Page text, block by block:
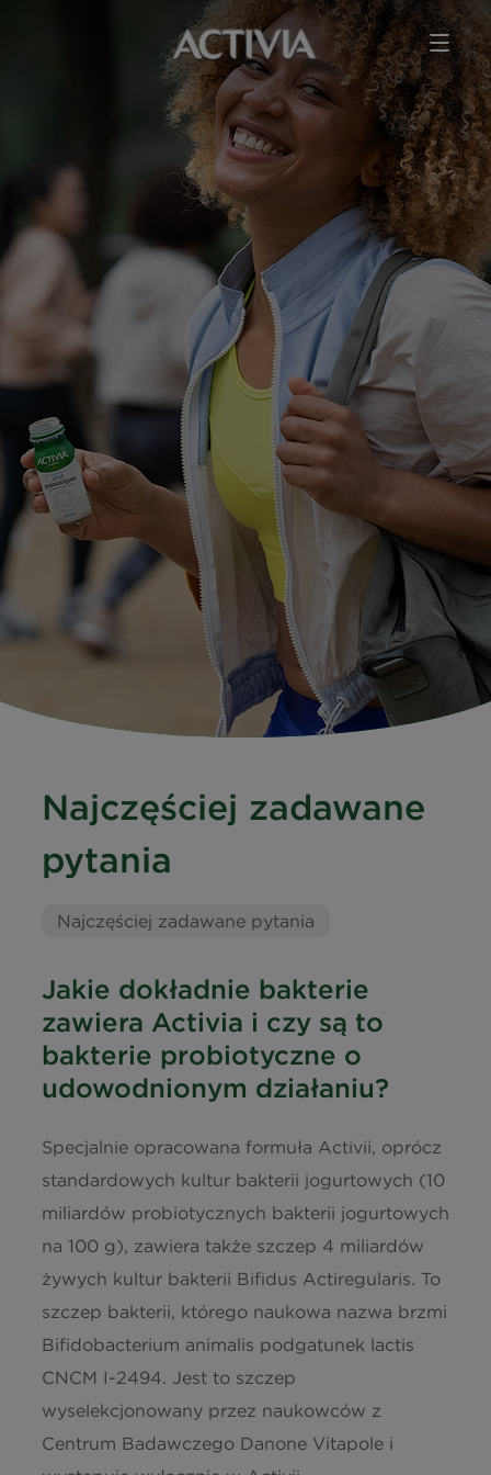
Najczęściej zadawane
pytania
Najczęściej zadawane pytania
Jakie dokładnie bakterie
zawiera Activia i czy są to
bakterie probiotyczne o
udowodnionym działaniu?
Specjalnie opracowana formuła Activii, oprócz
standardowych kultur bakterii jogurtowych (10
miliardów probiotycznych bakterii jogurtowych
na 100 g), zawiera także szczep 4 miliardów
żywych kultur bakterii Bifidus Actiregularis. To
szczep bakterii, którego naukowa nazwa brzmi
Bifidobacterium animalis podgatunek lactis
CNCM I-2494. Jest to szczep
wyselekcjonowany przez naukowców z
Centrum Badawczego Danone Vitapole i